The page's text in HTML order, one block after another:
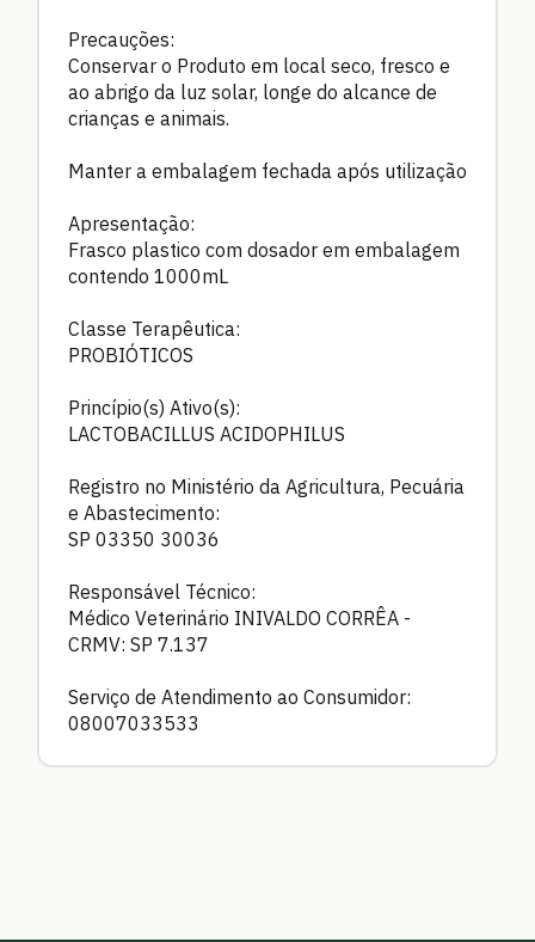
Precauções:
Conservar o Produto em local seco, fresco e
ao abrigo da luz solar, longe do alcance de
crianças e animais.
Manter a embalagem fechada após utilização
Apresentação:
Frasco plastico com dosador em embalagem
contendo 1000mL
Classe Terapêutica:
PROBIÓTICOS
Princípio(s) Ativo(s):
LACTOBACILLUS ACIDOPHILUS
Registro no Ministério da Agricultura, Pecuária
e Abastecimento:
SP 03350 30036
Responsável Técnico:
Médico Veterinário INIVALDO CORRÊA -
CRMV: SP 7.137
Serviço de Atendimento ao Consumidor:
08007033533